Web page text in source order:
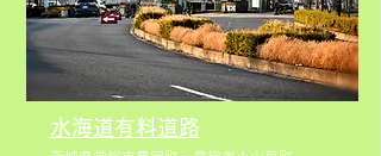
水海道有料道路